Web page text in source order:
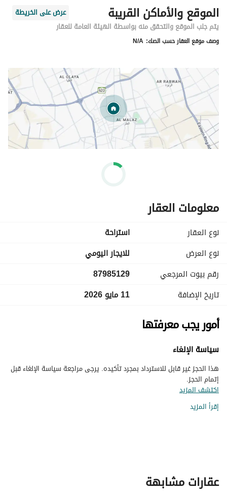
الموقع والأماكن القريبة
عرض على الخريطة
يتم جلب الموقع والتحقق منه بواسطة الهيئة العامة للعقار
وصف موقع العقار حسب الصك: N/A
معلومات العقار
نوع العقار
استراحة
نوع العرض
للايجار اليومي
رقم بيوت المرجعي
87985129
تاريخ الإضافة
11 مايو 2026
أمور يجب معرفتها
سياسة الإلغاء
هذا الحجز غير قابل للاسترداد بمجرد تأكيده. يرجى مراجعة سياسة الإلغاء قبل
إتمام الحجز.
اكتشف المزيد
إقرأ المزيد
عقارات مشابهة